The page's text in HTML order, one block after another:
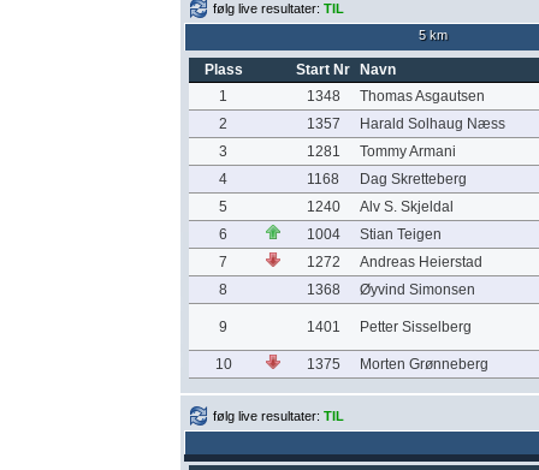
følg live resultater: TIL
5 km
Plass Start Nr
Navn
1
1348
Thomas Asgautsen
2
1357
Harald Solhaug Næss
3
1281
Tommy Armani
4
1168
Dag Skretteberg
5
1240
Alv S. Skjeldal
6
1004
Stian Teigen
7
1272
Andreas Heierstad
8
1368 Øyvind Simonsen
9 1401 Petter Sisselberg
10 1375 Morten Grønneberg
følg live resultater: TIL